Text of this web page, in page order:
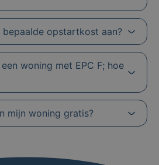
bepaalde opstartkost aan?
woning met EPC F; hoe
mijn woning gratis?